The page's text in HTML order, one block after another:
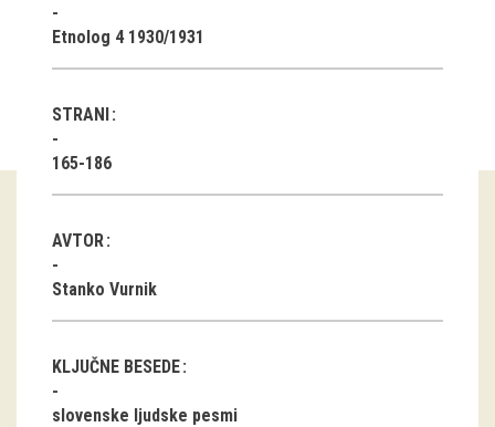
Občasne razstave
Gostovanja
E-razstave
Virtualni sprehodi
Razstavni projekti
Napovednik
Arhiv razstav
Koledar dogodkov
Etnolog 4 1930/1931
STRANI
165-186
AVTOR
Stanko Vurnik
KLJUČNE BESEDE
slovenske ljudske pesmi